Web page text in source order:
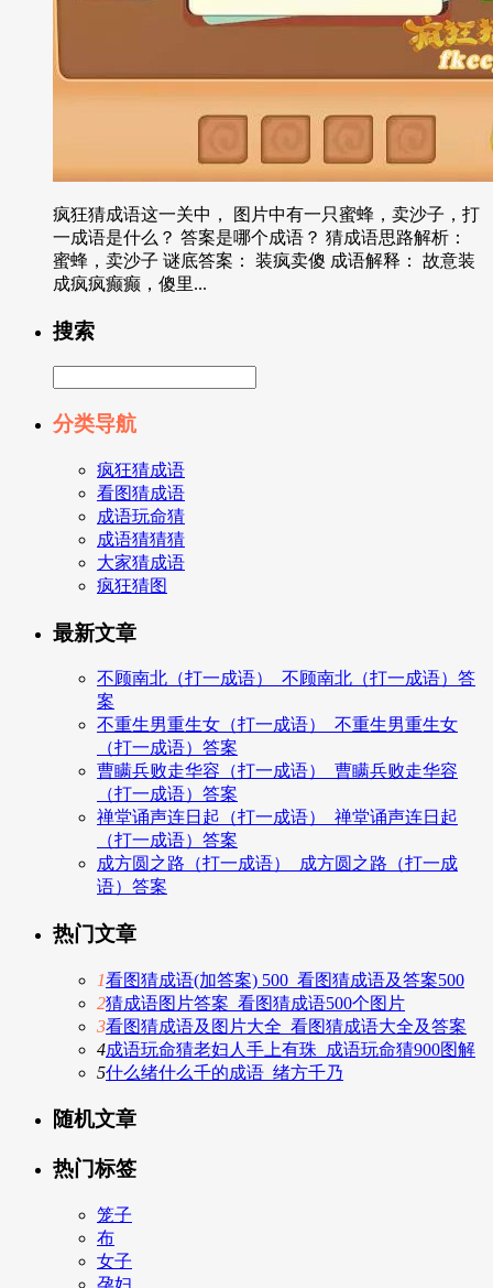
疯狂猜成语这一关中， 图片中有一只蜜蜂，卖沙子，打
一成语是什么？ 答案是哪个成语？ 猜成语思路解析：
蜜蜂，卖沙子 谜底答案： 装疯卖傻 成语解释： 故意装
成疯疯癫癫，傻里...
搜索
分类导航
疯狂猜成语
看图猜成语
成语玩命猜
成语猜猜猜
大家猜成语
疯狂猜图
最新文章
不顾南北（打一成语）_不顾南北（打一成语）答
案
不重生男重生女（打一成语）_不重生男重生女
（打一成语）答案
曹瞒兵败走华容（打一成语）_曹瞒兵败走华容
（打一成语）答案
禅堂诵声连日起（打一成语）_禅堂诵声连日起
（打一成语）答案
成方圆之路（打一成语）_成方圆之路（打一成
语）答案
热门文章
1看图猜成语(加答案) 500_看图猜成语及答案500
2猜成语图片答案_看图猜成语500个图片
3看图猜成语及图片大全_看图猜成语大全及答案
4成语玩命猜老妇人手上有珠_成语玩命猜900图解
5什么绪什么千的成语_绪方千乃
随机文章
热门标签
笼子
布
女子
孕妇